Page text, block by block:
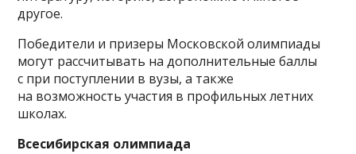
другое.
Победители и призеры Московской олимпиады
могут рассчитывать на дополнительные баллы
с при поступлении в вузы, а также
на возможность участия в профильных летних
школах.
Всесибирская олимпиада